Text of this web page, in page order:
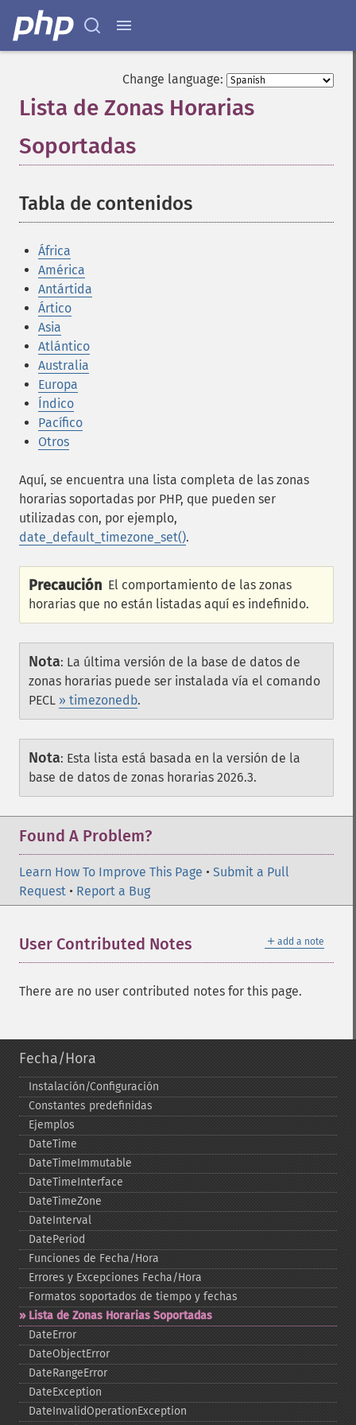
Change language:
Lista de Zonas Horarias
Soportadas
Tabla de contenidos
África
América
Antártida
Ártico
Asia
Atlántico
Australia
Europa
Índico
Pacífico
Otros
Aquí, se encuentra una lista completa de las zonas
horarias soportadas por PHP, que pueden ser
utilizadas con, por ejemplo,
date_default_timezone_set().
Precaución El comportamiento de las zonas
horarias que no están listadas aquí es indefinido.
Nota: La última versión de la base de datos de
zonas horarias puede ser instalada vía el comando
PECL » timezonedb.
Nota: Esta lista está basada en la versión de la
base de datos de zonas horarias 2026.3.
Found A Problem?
Learn How To Improve This Page • Submit a Pull
Request • Report a Bug
＋ add a note
User Contributed Notes
There are no user contributed notes for this page.
Fecha/Hora
Instalación/Configuración
Constantes predefinidas
Ejemplos
DateTime
DateTimeImmutable
DateTimeInterface
DateTimeZone
DateInterval
DatePeriod
Funciones de Fecha/Hora
Errores y Excepciones Fecha/Hora
Formatos soportados de tiempo y fechas
Lista de Zonas Horarias Soportadas
DateError
DateObjectError
DateRangeError
DateException
DateInvalidOperationException